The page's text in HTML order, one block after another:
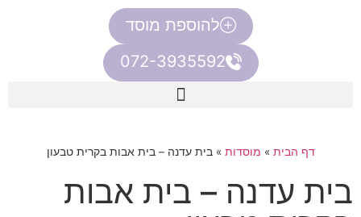
להוספת מוסד
072-3935592
דף הבית » מוסדות »בית עדנה – בית אבות בקרית טבעון
בית עדנה – בית אבות